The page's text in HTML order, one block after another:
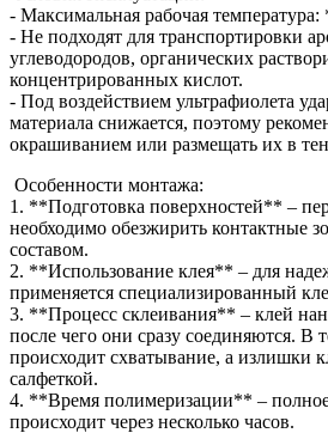
- Максимальная рабочая
- Не подходят для транспортировки
углеводородов, органических
концентрированных кислот.
- Под воздействием ультрафиолета
материала снижается, поэтому
окрашиванием или размещать их в
Особенности монтажа:
1. **Подготовка поверхностей** –
необходимо обезжирить контактные
составом.
2. **Использование клея** – для
применяется специализированный
3. **Процесс склеивания** – клей
после чего они сразу соединяются. В
происходит схватывание, а излишки
салфеткой.
4. **Время полимеризации** – полное
происходит через несколько часов.